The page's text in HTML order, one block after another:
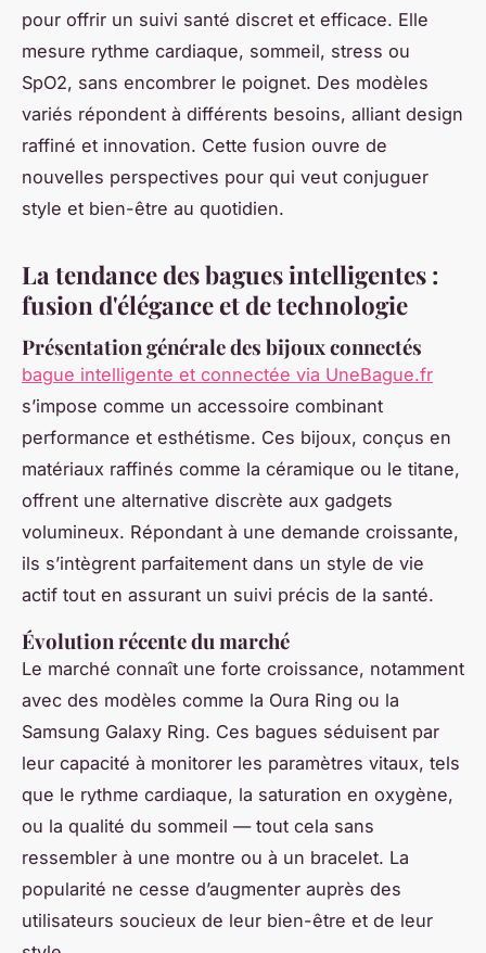
pour offrir un suivi santé discret et efficace. Elle
mesure rythme cardiaque, sommeil, stress ou
SpO2, sans encombrer le poignet. Des modèles
variés répondent à différents besoins, alliant design
raffiné et innovation. Cette fusion ouvre de
nouvelles perspectives pour qui veut conjuguer
style et bien-être au quotidien.
La tendance des bagues intelligentes :
fusion d'élégance et de technologie
Présentation générale des bijoux connectés
bague intelligente et connectée via UneBague.fr
s’impose comme un accessoire combinant
performance et esthétisme. Ces bijoux, conçus en
matériaux raffinés comme la céramique ou le titane,
offrent une alternative discrète aux gadgets
volumineux. Répondant à une demande croissante,
ils s’intègrent parfaitement dans un style de vie
actif tout en assurant un suivi précis de la santé.
Évolution récente du marché
Le marché connaît une forte croissance, notamment
avec des modèles comme la Oura Ring ou la
Samsung Galaxy Ring. Ces bagues séduisent par
leur capacité à monitorer les paramètres vitaux, tels
que le rythme cardiaque, la saturation en oxygène,
ou la qualité du sommeil — tout cela sans
ressembler à une montre ou à un bracelet. La
popularité ne cesse d’augmenter auprès des
utilisateurs soucieux de leur bien-être et de leur